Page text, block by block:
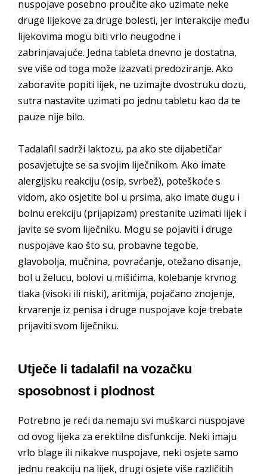
nuspojave posebno proučite ako uzimate neke
druge lijekove za druge bolesti, jer interakcije među
lijekovima mogu biti vrlo neugodne i
zabrinjavajuće. Jedna tableta dnevno je dostatna,
sve više od toga može izazvati predoziranje. Ako
zaboravite popiti lijek, ne uzimajte dvostruku dozu,
sutra nastavite uzimati po jednu tabletu kao da te
pauze nije bilo.
Tadalafil sadrži laktozu, pa ako ste dijabetičar
posavjetujte se sa svojim liječnikom. Ako imate
alergijsku reakciju (osip, svrbež), poteškoće s
vidom, ako osjetite bol u prsima, ako imate dugu i
bolnu erekciju (prijapizam) prestanite uzimati lijek i
javite se svom liječniku. Mogu se pojaviti i druge
nuspojave kao što su, probavne tegobe,
glavobolja, mučnina, povraćanje, otežano disanje,
bol u želucu, bolovi u mišićima, kolebanje krvnog
tlaka (visoki ili niski), aritmija, pojačano znojenje,
krvarenje iz penisa i druge nuspojave koje trebate
prijaviti svom liječniku.
Utječe li tadalafil na vozačku
sposobnost i plodnost
Potrebno je reći da nemaju svi muškarci nuspojave
od ovog lijeka za erektilne disfunkcije. Neki imaju
vrlo blage ili nikakve nuspojave, neki osjete samo
jednu reakciju na lijek, drugi osjete više različitih